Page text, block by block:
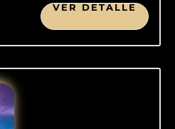
VER DETALLE